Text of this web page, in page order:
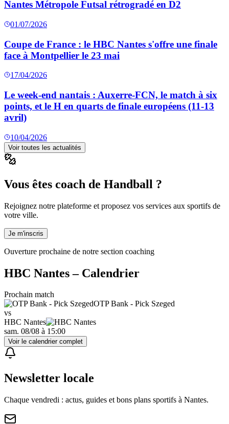
Nantes Métropole Futsal rétrogradé en D2
01/07/2026
Coupe de France : le HBC Nantes s'offre une finale
face à Montpellier le 23 mai
17/04/2026
Le week-end nantais : Auxerre-FCN, le match à six
points, et le H en quarts de finale européens (11-13
avril)
10/04/2026
Voir toutes les actualités
Vous êtes coach de Handball ?
Rejoignez notre plateforme et proposez vos services aux sportifs de
votre ville.
Je m'inscris
Ouverture prochaine de notre section coaching
HBC Nantes– Calendrier
Prochain match
OTP Bank - Pick Szeged
vs
HBC Nantes
sam. 08/08 à 15:00
Voir le calendrier complet
Newsletter locale
Chaque vendredi : actus, guides et bons plans sportifs à Nantes.